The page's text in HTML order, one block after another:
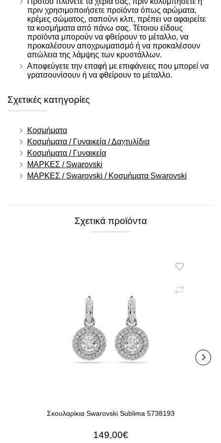
πριν χρησιμοποιήσετε προϊόντα όπως αρώματα,
κρέμες σώματος, σαπούνι κλπ, πρέπει να αφαιρείτε
τα κοσμήματα από πάνω σας. Τέτοιου είδους
προϊόντα μπορούν να φθείρουν το μέταλλο, να
προκαλέσουν αποχρωματισμό ή να προκαλέσουν
απώλεια της λάμψης των κρυστάλλων.
Αποφεύγετε την επαφή με επιφάνειες που μπορεί να
γρατσουνίσουν ή να φθείρουν το μέταλλο.
Σχετικές κατηγορίες
Κοσμήματα
Κοσμήματα / Γυναικεία / Δαχτυλίδια
Κοσμήματα / Γυναικεία
ΜΑΡΚΕΣ / Swarovski
ΜΑΡΚΕΣ / Swarovski / Κοσμήματα Swarovski
Σχετικά προϊόντα
Σκουλαρίκια Swarovski Sublima 5738193
149,00€